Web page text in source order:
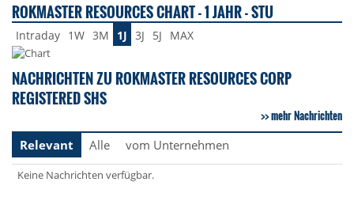
ROKMASTER RESOURCES CHART - 1 JAHR - STU
Intraday 1W 3M 1J 3J 5J MAX
NACHRICHTEN ZU ROKMASTER RESOURCES CORP
REGISTERED SHS
mehr Nachrichten
Relevant
Alle vom Unternehmen
Keine Nachrichten verfügbar.